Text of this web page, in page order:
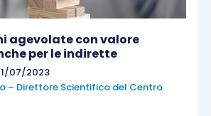
agevolate con valore
per le indirette
07/2023
– Direttore Scientifico del Centro